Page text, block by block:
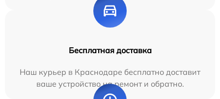
Бесплатная доставка
Наш курьер в Краснодаре бесплатно доставит
ваше устройство на ремонт и обратно.